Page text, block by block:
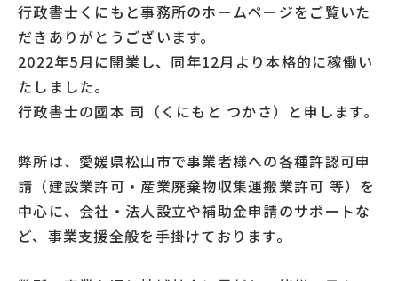
行政書士くにもと事務所のホームページをご覧いた
だきありがとうございます。
2022年5月に開業し、同年12月より本格的に稼働い
たしました。
行政書士の國本 司（くにもと つかさ）と申します。
弊所は、愛媛県松山市で事業者様への各種許認可申
請（建設業許可・産業廃棄物収集運搬業許可 等）を
中心に、会社・法人設立や補助金申請のサポートな
ど、事業支援全般を手掛けております。